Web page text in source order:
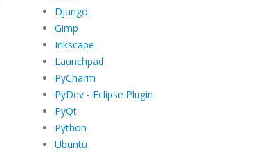
Django
Gimp
Inkscape
Launchpad
PyCharm
PyDev - Eclipse Plugin
PyQt
Python
Ubuntu